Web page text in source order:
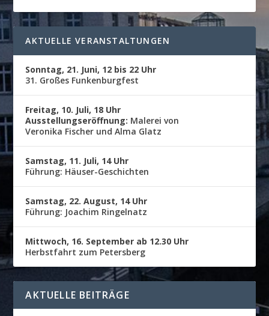
AKTUELLE VERANSTALTUNGEN
Sonntag, 21. Juni, 12 bis 22 Uhr
31. Großes Funkenburgfest
Freitag, 10. Juli, 18 Uhr
Ausstellungseröffnung: Malerei von
Veronika Fischer und Alma Glatz
Samstag, 11. Juli, 14 Uhr
Führung: Häuser-Geschichten
Samstag, 22. August, 14 Uhr
Führung: Joachim Ringelnatz
Mittwoch, 16. September ab 12.30 Uhr
Herbstfahrt zum Petersberg
AKTUELLE BEITRÄGE